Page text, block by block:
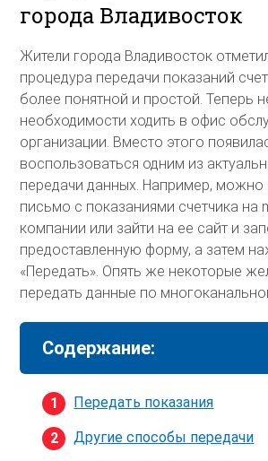
города Владивосток
Жители города Владивосток
процедура передачи показаний
более понятной и простой. Теперь
необходимости ходить в офис
организации. Вместо этого
воспользоваться одним из
передачи данных. Например, можно
письмо с показаниями счетчика на
компании или зайти на ее сайт и
предоставленную форму, а затем
«Передать». Опять же некоторые
передать данные по
Содержание:
Передать показания
Другие способы передачи